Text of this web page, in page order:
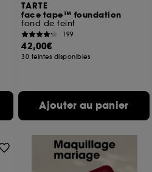
TARTE
face tape™ foundation
fond de teint
199
42,00€
30 teintes disponibles
Ajouter au panier